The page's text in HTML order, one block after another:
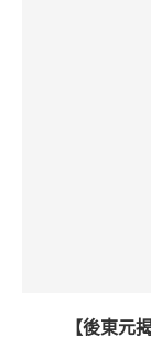
【後東元